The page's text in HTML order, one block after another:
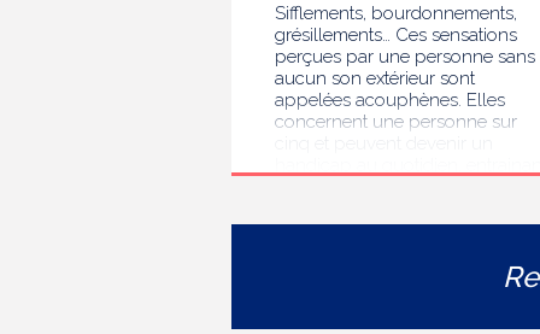
Sifflements, bourdonnements,
grésillements… Ces sensations
perçues par une personne sans
aucun son extérieur sont
appelées acouphènes. Elles
concernent une personne sur
l’isolement ou de l’anxiété. Face à
thérapeutique rencontrée par les